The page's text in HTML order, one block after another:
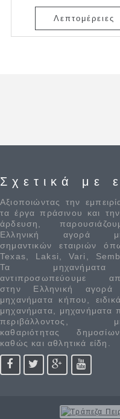
Λεπτομέρειες
Σχετικά με
Αξιοποιώντας την
τα έργα πράσινου και
άρδευση,
Ελληνική αγορά
σημαντικών εταιριών
Texas, Laksi, Vari,
Τα
αντιπροσωπεύουμε
στην Ελληνική αγορά
μηχανήματα κήπου,
μηχανήματα, μηχανήματα
περιβάλλοντος,
καθαριότητας
καθώς και αθλητικά είδη.